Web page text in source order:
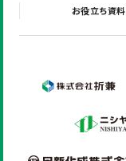
お役立ち資料